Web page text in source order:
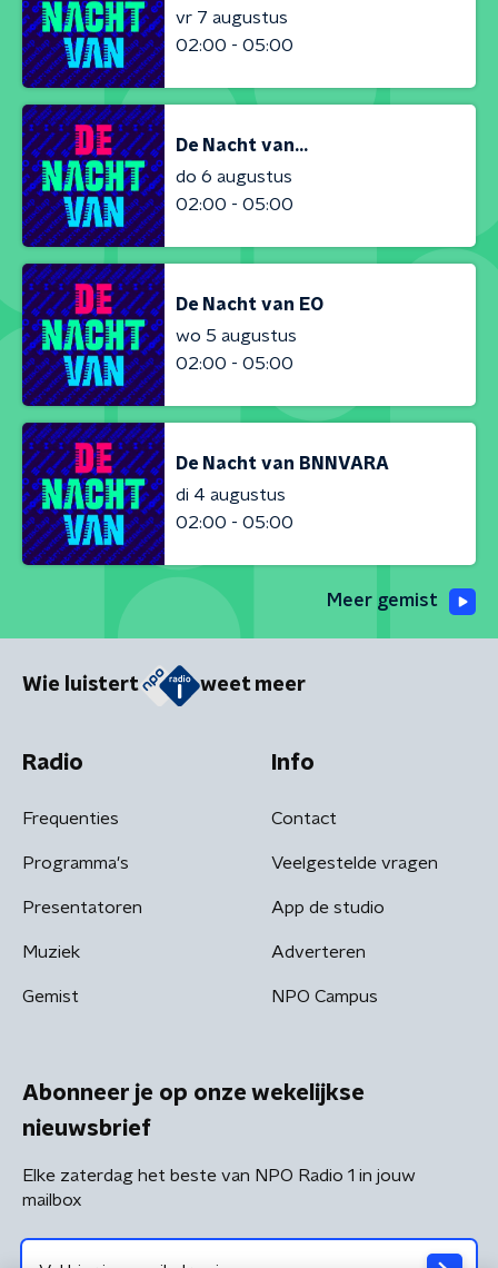
vr 7 augustus
02:00 - 05:00
De Nacht van...
do 6 augustus
02:00 - 05:00
De Nacht van EO
wo 5 augustus
02:00 - 05:00
De Nacht van BNNVARA
di 4 augustus
02:00 - 05:00
Meer gemist
Wie luistert weet meer
Radio
Frequenties
Programma's
Presentatoren
Muziek
Gemist
Info
Contact
Veelgestelde vragen
App de studio
Adverteren
NPO Campus
Abonneer je op onze wekelijkse
nieuwsbrief
Elke zaterdag het beste van NPO Radio 1 in jouw
mailbox